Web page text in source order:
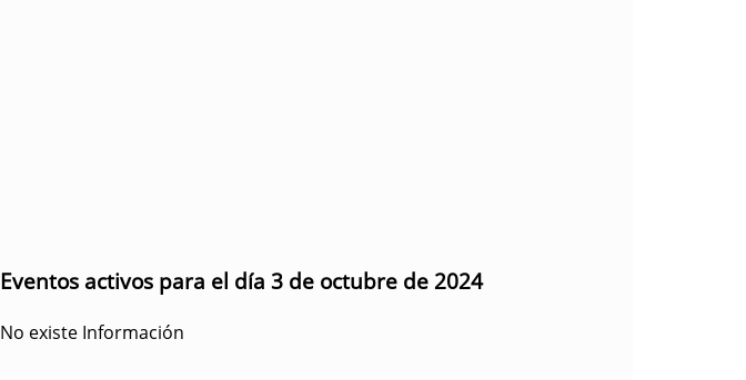
Eventos activos para el día 3 de octubre de 2024
No existe Información